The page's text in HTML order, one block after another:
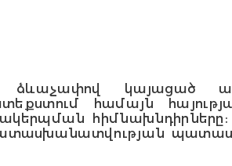
ձևաչափով կայացած
համայն